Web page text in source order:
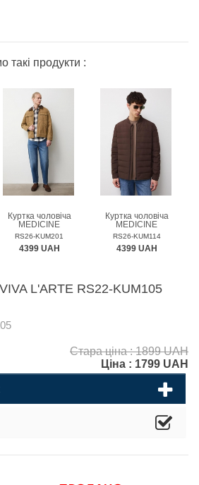
такі продукти :
Куртка чоловіча
MEDICINE
RS26-KUM201
4399 UAH
Куртка чоловіча
MEDICINE
RS26-KUM114
4399 UAH
L'ARTE RS22-KUM105
Стара ціна : 1899 UAH
Ціна : 1799 UAH